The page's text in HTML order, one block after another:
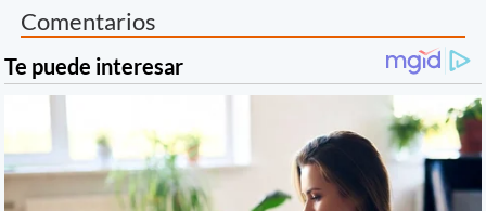
Comentarios